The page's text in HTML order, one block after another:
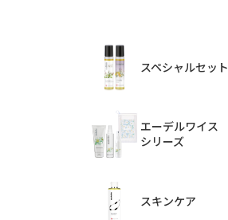
スペシャルセット
エーデルワイス
シリーズ
スキンケア